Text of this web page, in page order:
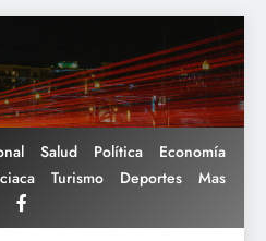
Salud Política
Economía
Turismo Deportes Mas